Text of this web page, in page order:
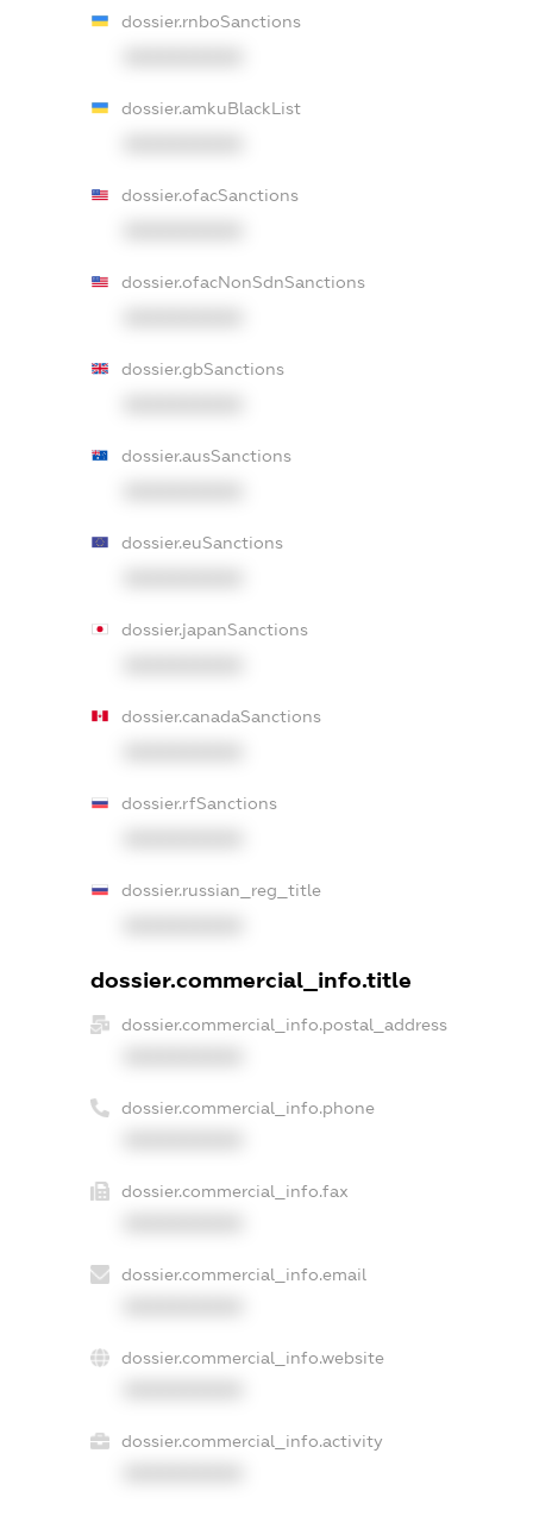
dossier.rnboSanctions
dossier.amkuBlackList
dossier.ofacSanctions
dossier.ofacNonSdnSanctions
dossier.gbSanctions
dossier.ausSanctions
dossier.euSanctions
dossier.japanSanctions
dossier.canadaSanctions
dossier.rfSanctions
dossier.russian_reg_title
dossier.commercial_info.title
dossier.commercial_info.postal_address
dossier.commercial_info.phone
dossier.commercial_info.fax
dossier.commercial_info.email
dossier.commercial_info.website
dossier.commercial_info.activity